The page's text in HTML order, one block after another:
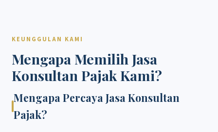
KEUNGGULAN KAMI
Mengapa Memilih Jasa
Konsultan Pajak Kami?
Mengapa Percaya Jasa Konsultan
Pajak?